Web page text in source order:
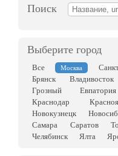
Поиск
Выберите город
Все Москва
Брянск
Владивосток
Грозный
Евпатория
Краснодар
Новокузнецк
Самара
Саратов
Челябинск
Ялта